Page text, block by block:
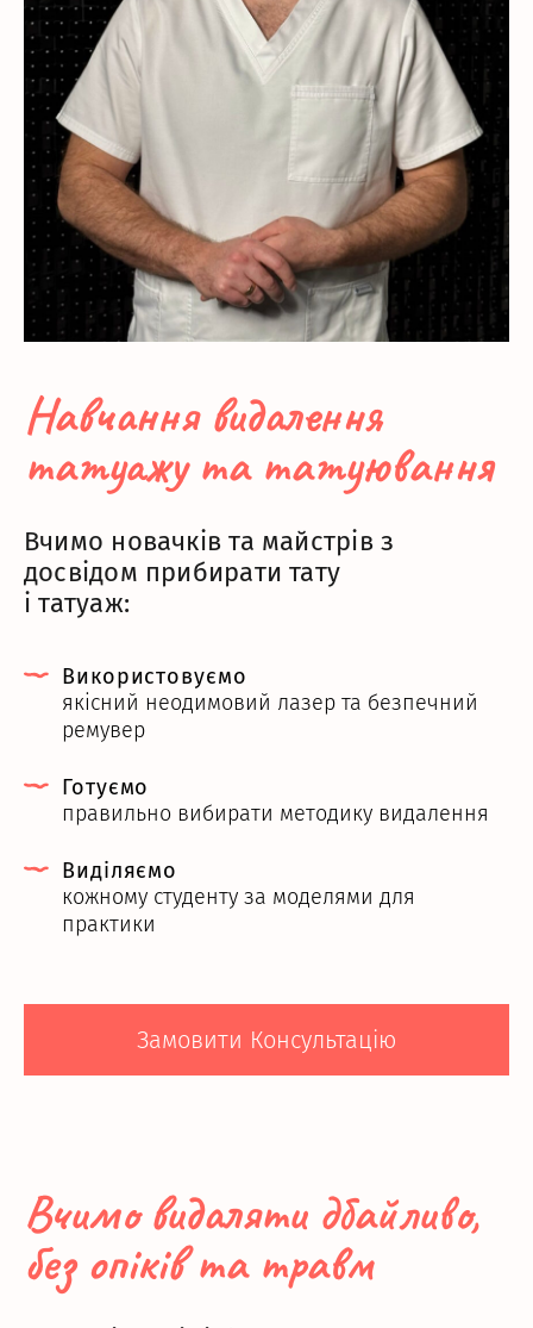
Навчання видалення
татуажу та татуювання
Вчимо новачків та майстрів з
досвідом прибирати тату
і татуаж:
Використовуємо
якісний неодимовий лазер та безпечний
ремувер
Готуємо
правильно вибирати методику видалення
Виділяємо
кожному студенту за моделями для
практики
Замовити Консультацію
Вчимо видаляти дбайливо,
без опіків та травм